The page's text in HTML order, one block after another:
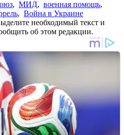
, МИД, военная помощь,
, Война в Украине
необходимый текст и
об этом редакции.